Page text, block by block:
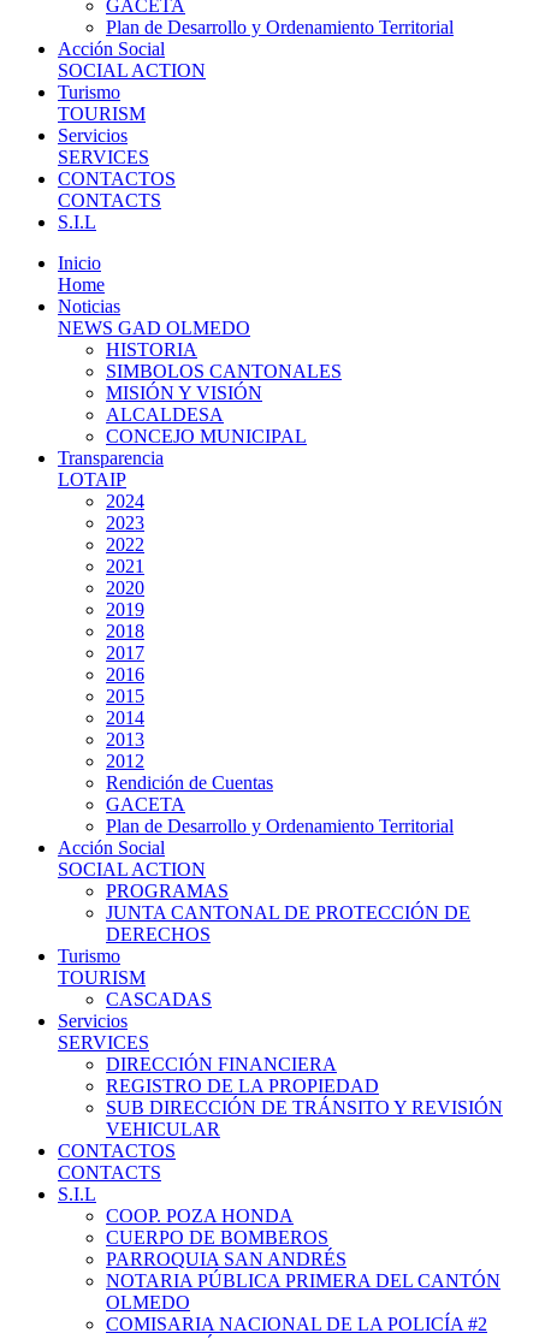
GACETA
Plan de Desarrollo y Ordenamiento Territorial
Acción Social
SOCIAL ACTION
Turismo
TOURISM
Servicios
SERVICES
CONTACTOS
CONTACTS
S.I.L
Inicio
Home
Noticias
NEWS GAD OLMEDO
HISTORIA
SIMBOLOS CANTONALES
MISIÓN Y VISIÓN
ALCALDESA
CONCEJO MUNICIPAL
Transparencia
LOTAIP
2024
2023
2022
2021
2020
2019
2018
2017
2016
2015
2014
2013
2012
Rendición de Cuentas
GACETA
Plan de Desarrollo y Ordenamiento Territorial
Acción Social
SOCIAL ACTION
PROGRAMAS
JUNTA CANTONAL DE PROTECCIÓN DE
DERECHOS
Turismo
TOURISM
CASCADAS
Servicios
SERVICES
DIRECCIÓN FINANCIERA
REGISTRO DE LA PROPIEDAD
SUB DIRECCIÓN DE TRÁNSITO Y REVISIÓN
VEHICULAR
CONTACTOS
CONTACTS
S.I.L
COOP. POZA HONDA
CUERPO DE BOMBEROS
PARROQUIA SAN ANDRÉS
NOTARIA PÚBLICA PRIMERA DEL CANTÓN
OLMEDO
COMISARIA NACIONAL DE LA POLICÍA #2